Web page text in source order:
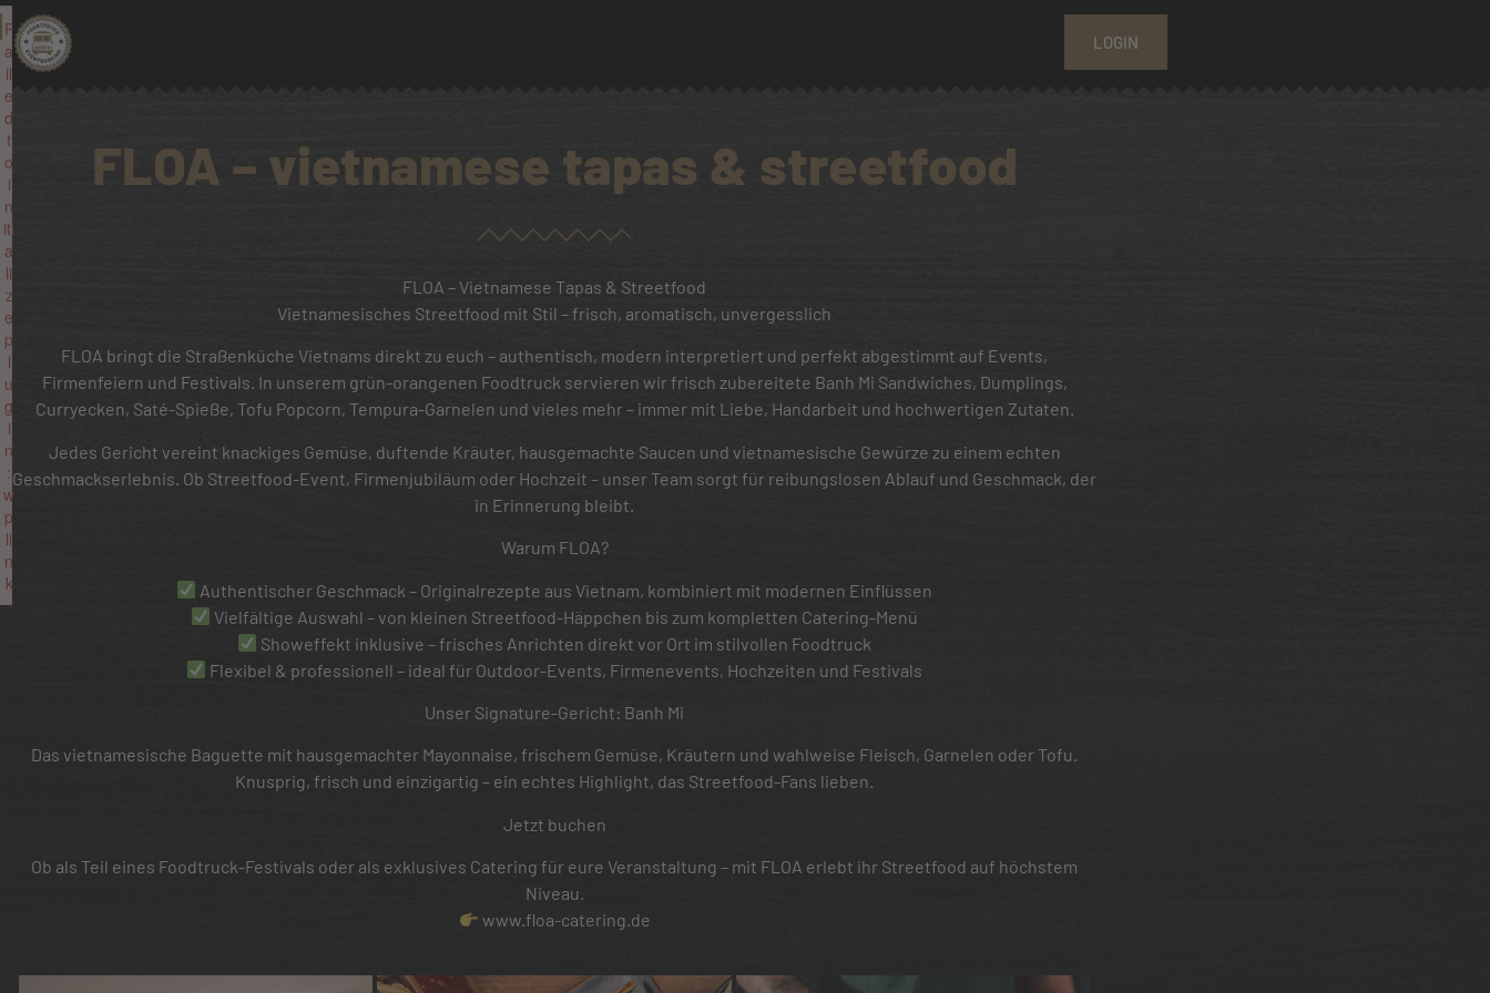
LOGIN
FLOA – vietnamese tapas & streetfood
FLOA – Vietnamese Tapas & Streetfood
Vietnamesisches Streetfood mit Stil – frisch, aromatisch, unvergesslich
FLOA bringt die Straßenküche Vietnams direkt zu euch – authentisch, modern interpretiert und perfekt abgestimmt auf Events,
Firmenfeiern und Festivals. In unserem grün-orangenen Foodtruck servieren wir frisch zubereitete Banh Mi Sandwiches, Dumplings,
Curryecken, Saté-Spieße, Tofu Popcorn, Tempura-Garnelen und vieles mehr – immer mit Liebe, Handarbeit und hochwertigen Zutaten.
Jedes Gericht vereint knackiges Gemüse, duftende Kräuter, hausgemachte Saucen und vietnamesische Gewürze zu einem echten
Geschmackserlebnis. Ob Streetfood-Event, Firmenjubiläum oder Hochzeit – unser Team sorgt für reibungslosen Ablauf und Geschmack, der
in Erinnerung bleibt.
Warum FLOA?
Authentischer Geschmack – Originalrezepte aus Vietnam, kombiniert mit modernen Einflüssen
Vielfältige Auswahl – von kleinen Streetfood-Häppchen bis zum kompletten Catering-Menü
Showeffekt inklusive – frisches Anrichten direkt vor Ort im stilvollen Foodtruck
Flexibel & professionell – ideal für Outdoor-Events, Firmenevents, Hochzeiten und Festivals
Unser Signature-Gericht: Banh Mi
Das vietnamesische Baguette mit hausgemachter Mayonnaise, frischem Gemüse, Kräutern und wahlweise Fleisch, Garnelen oder Tofu.
Knusprig, frisch und einzigartig – ein echtes Highlight, das Streetfood-Fans lieben.
Jetzt buchen
Ob als Teil eines Foodtruck-Festivals oder als exklusives Catering für eure Veranstaltung – mit FLOA erlebt ihr Streetfood auf höchstem
Niveau.
www.floa-catering.de
F
a
il
e
d
t
o
i
n
iti
a
li
z
e
p
l
u
g
i
n
:
w
p
li
n
k
to initialize plugin: wplink